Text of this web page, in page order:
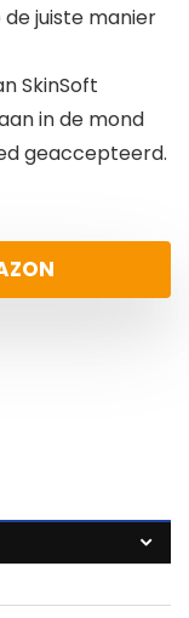
juiste manier
SkinSoft
in de mond
geaccepteerd.